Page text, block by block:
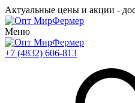
Актуальные цены и акции -
Меню
+7 (4832) 606-813